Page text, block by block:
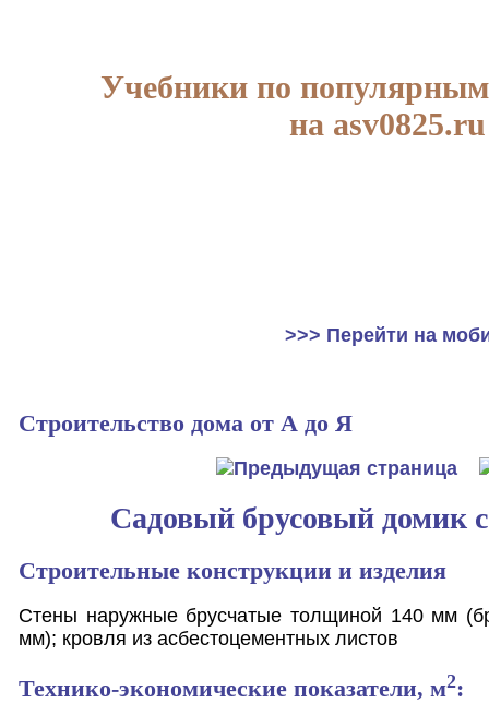
Учебники по
на asv0825.ru
>>> Перейти на
Строительство дома от А до Я
Садовый брусовый домик
Строительные конструкции и изделия
Стены наружные брусчатые толщиной 140 мм
мм); кровля из асбестоцементных листов
Технико-экономические показатели, м2: